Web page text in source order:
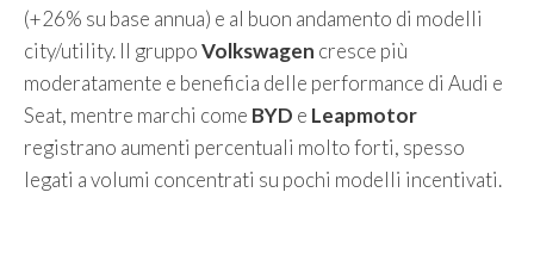
(+26% su base annua) e al buon andamento di modelli
city/utility. Il gruppoVolkswagen cresce più
moderatamente e beneficia delle performance di Audi e
Seat, mentre marchi come BYD e Leapmotor
registrano aumenti percentuali molto forti, spesso
legati a volumi concentrati su pochi modelli incentivati.